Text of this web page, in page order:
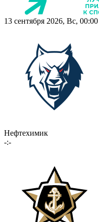
13 сентября 2026, Вс, 00:00
Нефтехимик
-:-